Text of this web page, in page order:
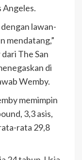
Angeles.
lawan-
mendatang,”
The San
di
Wemby.
memimpin
3,3 asis,
rata 29,8